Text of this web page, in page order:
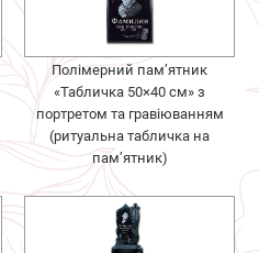
Полімерний пам’ятник
«Табличка 50×40 см» з
портретом та гравіюванням
(ритуальна табличка на
пам’ятник)